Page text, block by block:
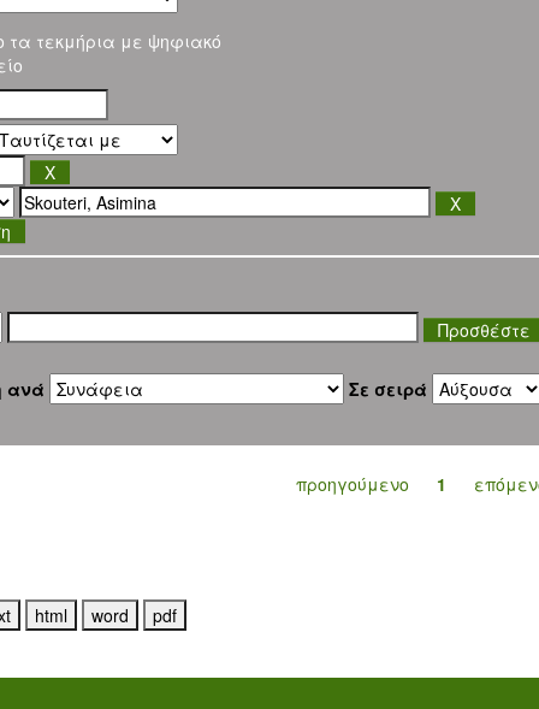
τα τεκμήρια με ψηφιακό
ανά Σε σειρά
προηγούμενο 1